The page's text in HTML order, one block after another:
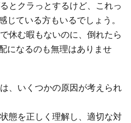
とクラっとするけど、これっ
じている方もいるでしょう。
休む暇もないのに、倒れたら
になるのも無理はありませ
、いくつかの原因が考えられ
態を正しく理解し、適切な対